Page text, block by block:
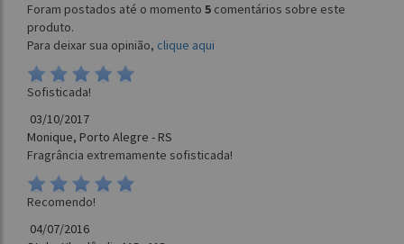
Foram postados até o momento 5 comentários sobre este
produto.
Para deixar sua opinião, clique aqui
Sofisticada!
03/10/2017
Monique, Porto Alegre - RS
Fragrância extremamente sofisticada!
Recomendo!
04/07/2016